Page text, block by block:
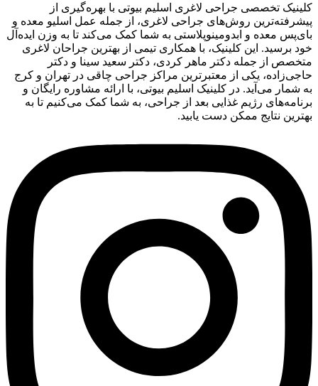
کلینیک تخصصی جراحی لاغری اسلیم بیوتی با بهره‌گیری از
پیشرفته‌ترین روش‌های جراحی لاغری، از جمله عمل اسلیو معده و
بای‌پس معده و ابدومینوپلاستی به شما کمک می‌کند تا به وزن ایده‌آل
خود برسید. این کلینیک، با همکاری تیمی از بهترین جراحان لاغری
متخصص از جمله دکتر ماهر کردی، دکتر سعید سینا و دکتر
حاجی‌زاده، یکی از معتبرترین مراکز جراحی چاقی در تهران و کرج
به شمار می‌آید. در کلینیک اسلیم بیوتی، با ارائه مشاوره رایگان و
برنامه‌های رژیم غذایی بعد از جراحی، به شما کمک می‌کنیم تا به
بهترین نتایج ممکن دست یابید.